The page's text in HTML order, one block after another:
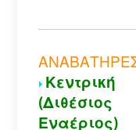
Κεντρική
(Διθέσιος
Εναέριος)